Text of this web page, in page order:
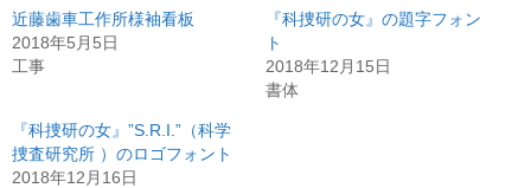
近藤歯車工作所様袖看板
2018年5月5日
工事
『科捜研の女』の題字フォン
ト
2018年12月15日
書体
『科捜研の女』”S.R.I.”（科学
捜査研究所 ）のロゴフォント
2018年12月16日